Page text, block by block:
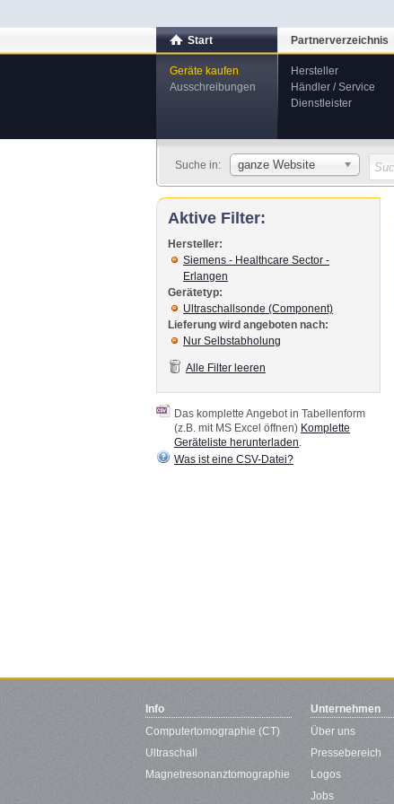
Start
Geräte kaufen
Ausschreibungen
Partnerverzeichnis
Hersteller
Händler / Service
Dienstleister
Suche in: ganze Website
Aktive Filter:
Hersteller:
Siemens - Healthcare Sector -
Erlangen
Gerätetyp:
Ultraschallsonde (Component)
Lieferung wird angeboten nach:
Nur Selbstabholung
Alle Filter leeren
Das komplette Angebot in Tabellenform
(z.B. mit MS Excel öffnen) Komplette
Geräteliste herunterladen
Was ist eine CSV-Datei?
Info
Computertomographie (CT)
Ultraschall
Magnetresonanztomographie
Unternehmen
Über uns
Pressebereich
Logos
Jobs